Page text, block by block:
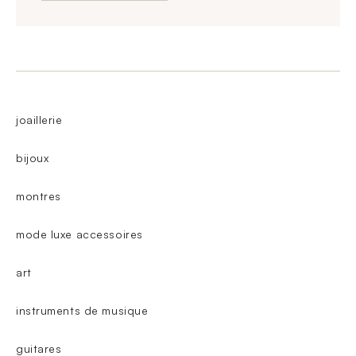
joaillerie
bijoux
montres
mode luxe accessoires
art
instruments de musique
guitares